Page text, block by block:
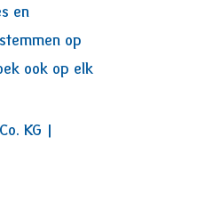
en
op
ook op elk
KG |